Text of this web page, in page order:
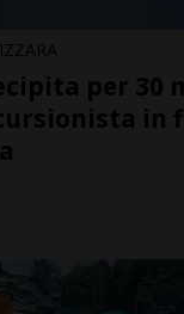
per 30
in